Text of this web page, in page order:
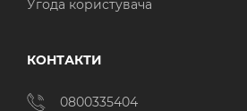
Угода користувача
КОНТАКТИ
0800335404